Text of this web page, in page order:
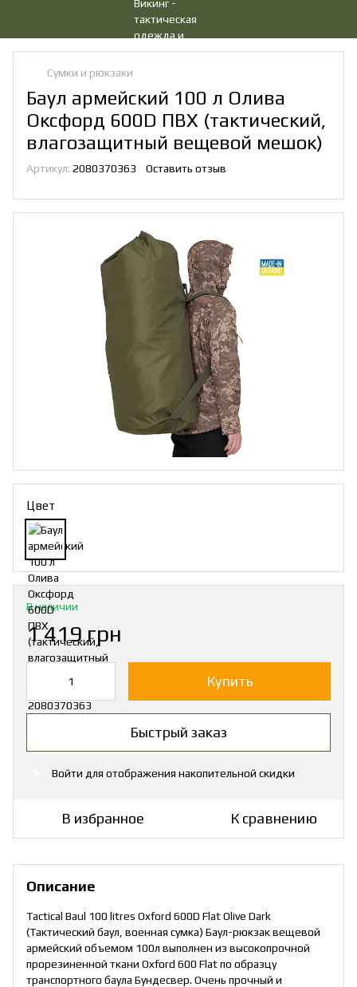
Сумки и рюкзаки
Баул армейский 100 л Олива
Оксфорд 600D ПВХ (тактический,
влагозащитный вещевой мешок)
Артикул: 2080370363 Оставить отзыв
Цвет
В наличии
1 419 грн
Купить
Быстрый заказ
Войти для отображения накопительной скидки
В избранное К сравнению
Описание
Tactical Baul 100 litres Oxford 600D Flat Olive Dark
(Тактический баул, военная сумка) Баул-рюкзак вещевой
армейский объемом 100л выполнен из высокопрочной
прорезиненной ткани Oxford 600 Flat по образцу
транспортного баула Бундесвер. Очень прочный и